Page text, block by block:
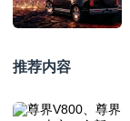
推荐内容